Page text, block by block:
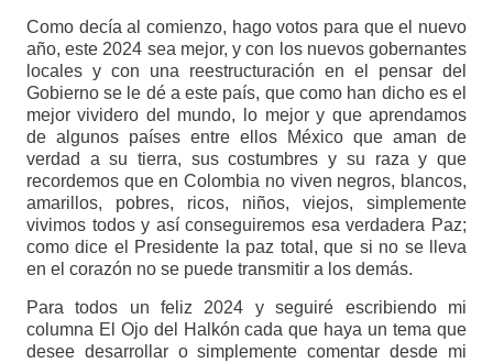
Como decía al comienzo, hago votos para que el nuevo
año, este 2024 sea mejor, y con los nuevos gobernantes
locales y con una reestructuración en el pensar del
Gobierno se le dé a este país, que como han dicho es el
mejor vividero del mundo, lo mejor y que aprendamos
de algunos países entre ellos México que aman de
verdad a su tierra, sus costumbres y su raza y que
recordemos que en Colombia no viven negros, blancos,
amarillos, pobres, ricos, niños, viejos, simplemente
vivimos todos y así conseguiremos esa verdadera Paz;
como dice el Presidente la paz total, que si no se lleva
en el corazón no se puede transmitir a los demás.
Para todos un feliz 2024 y seguiré escribiendo mi
columna El Ojo del Halkón cada que haya un tema que
desee desarrollar o simplemente comentar desde mi